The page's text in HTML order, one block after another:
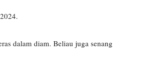
dalam diam. Beliau juga senang